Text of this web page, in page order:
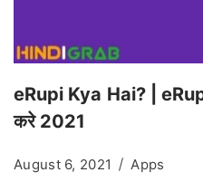
eRupi Kya Hai? |
करे 2021
August 6, 2021 Apps